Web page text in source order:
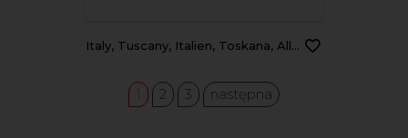
Italy, Tuscany, Italien, Toskana, Alley, Bogengang
1 2 3 następna